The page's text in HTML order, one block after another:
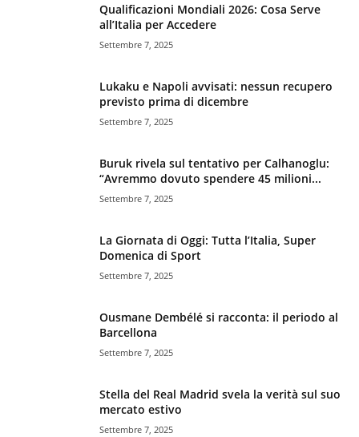
Qualificazioni Mondiali 2026: Cosa Serve
all’Italia per Accedere
Settembre 7, 2025
Lukaku e Napoli avvisati: nessun recupero
previsto prima di dicembre
Settembre 7, 2025
Buruk rivela sul tentativo per Calhanoglu:
“Avremmo dovuto spendere 45 milioni...
Settembre 7, 2025
La Giornata di Oggi: Tutta l’Italia, Super
Domenica di Sport
Settembre 7, 2025
Ousmane Dembélé si racconta: il periodo al
Barcellona
Settembre 7, 2025
Stella del Real Madrid svela la verità sul suo
mercato estivo
Settembre 7, 2025